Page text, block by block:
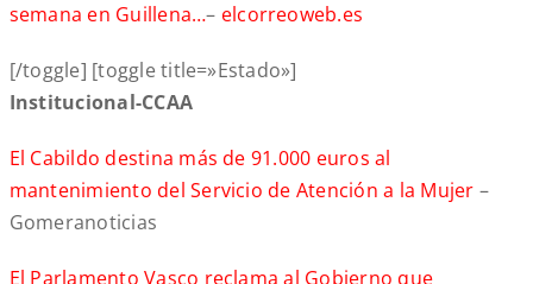
semana en Guillena…– elcorreoweb.es
[/toggle] [toggle title=»Estado»]
Institucional-CCAA
El Cabildo destina más de 91.000 euros al
mantenimiento del Servicio de Atención a la Mujer –
Gomeranoticias
El Parlamento Vasco reclama al Gobierno que